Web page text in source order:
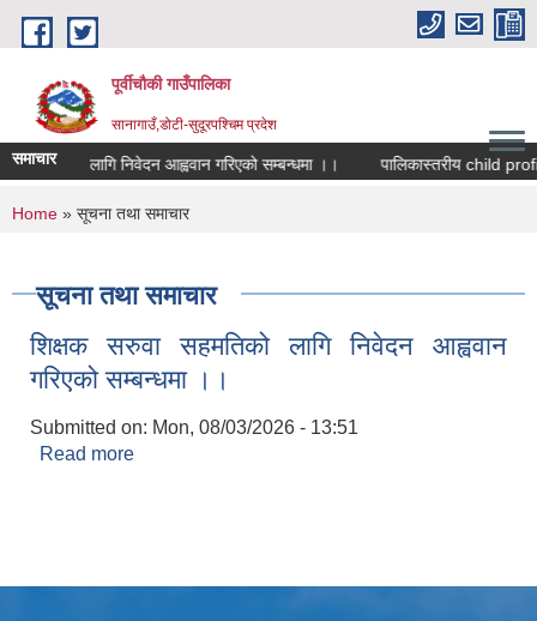
Skip to main content
पूर्वीचौकी गाउँपालिका
सानागाउँ,डोटी-सुदूरपश्चिम प्रदेश
समाचार
सहमतिको लागि निवेदन आह्ववान गरिएको सम्बन्धमा ।।
You are here
Home » सूचना तथा समाचार
सूचना तथा समाचार
शिक्षक सरुवा सहमतिको लागि निवेदन आह्ववान
गरिएको सम्बन्धमा ।।
Submitted on: Mon, 08/03/2026 - 13:51
Read more